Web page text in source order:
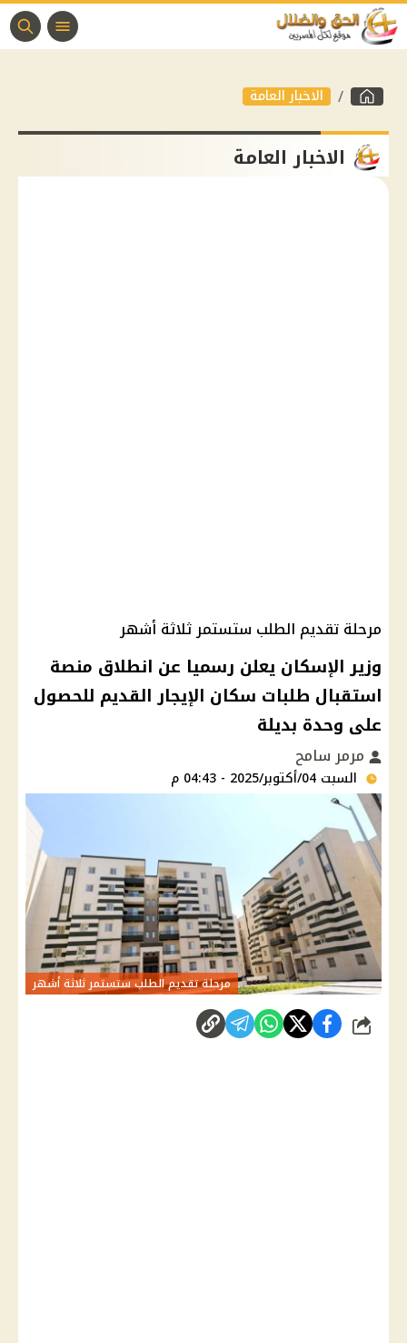
الاخبار العامة
الاخبار العامة
مرحلة تقديم الطلب ستستمر ثلاثة أشهر
وزير الإسكان يعلن رسميا عن انطلاق منصة
استقبال طلبات سكان الإيجار القديم للحصول
على وحدة بديلة
مرمر سامح
السبت 04/أكتوبر/2025 - 04:43 م
مرحلة تقديم الطلب ستستمر ثلاثة أشهر
شارك